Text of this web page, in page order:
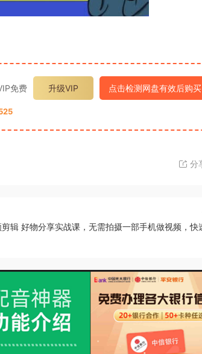
免费 升级VIP 点击检测网盘有效后购买
分
辑 好物分享实战课，无需拍摄一部手机做视频，快